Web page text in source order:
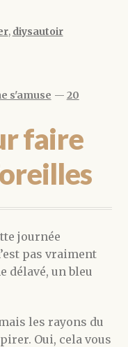
, diysautoir
s'amuse — 20
faire
journée
pas vraiment
délavé, un bleu
les rayons du
Oui, cela vous